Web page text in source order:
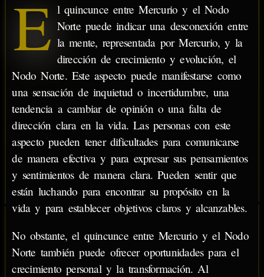
E l quincunce entre Mercurio y el Nodo
Norte puede indicar una desconexión entre
la mente, representada por Mercurio, y la
dirección de crecimiento y evolución, el
Nodo Norte. Este aspecto puede manifestarse como
una sensación de inquietud o incertidumbre, una
tendencia a cambiar de opinión o una falta de
dirección clara en la vida. Las personas con este
aspecto pueden tener dificultades para comunicarse
de manera efectiva y para expresar sus pensamientos
y sentimientos de manera clara. Pueden sentir que
están luchando para encontrar su propósito en la
vida y para establecer objetivos claros y alcanzables.
No obstante, el quincunce entre Mercurio y el Nodo
Norte también puede ofrecer oportunidades para el
crecimiento personal y la transformación. Al